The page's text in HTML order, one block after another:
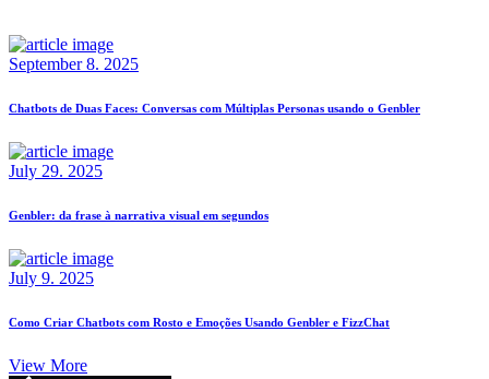
September 8. 2025
Chatbots de Duas Faces: Conversas com Múltiplas Personas usando o Genbler
July 29. 2025
Genbler: da frase à narrativa visual em segundos
July 9. 2025
Como Criar Chatbots com Rosto e Emoções Usando Genbler e FizzChat
View More